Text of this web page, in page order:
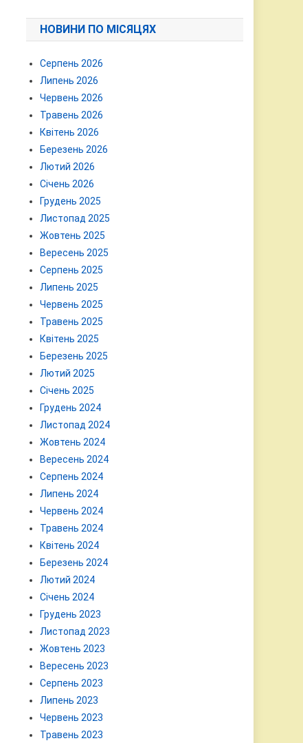
НОВИНИ ПО МІСЯЦЯХ
Серпень 2026
Липень 2026
Червень 2026
Травень 2026
Квітень 2026
Березень 2026
Лютий 2026
Січень 2026
Грудень 2025
Листопад 2025
Жовтень 2025
Вересень 2025
Серпень 2025
Липень 2025
Червень 2025
Травень 2025
Квітень 2025
Березень 2025
Лютий 2025
Січень 2025
Грудень 2024
Листопад 2024
Жовтень 2024
Вересень 2024
Серпень 2024
Липень 2024
Червень 2024
Травень 2024
Квітень 2024
Березень 2024
Лютий 2024
Січень 2024
Грудень 2023
Листопад 2023
Жовтень 2023
Вересень 2023
Серпень 2023
Липень 2023
Червень 2023
Травень 2023